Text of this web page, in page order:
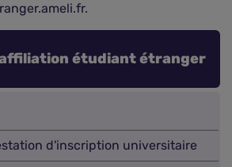
étudiant étranger
d'inscription universitaire